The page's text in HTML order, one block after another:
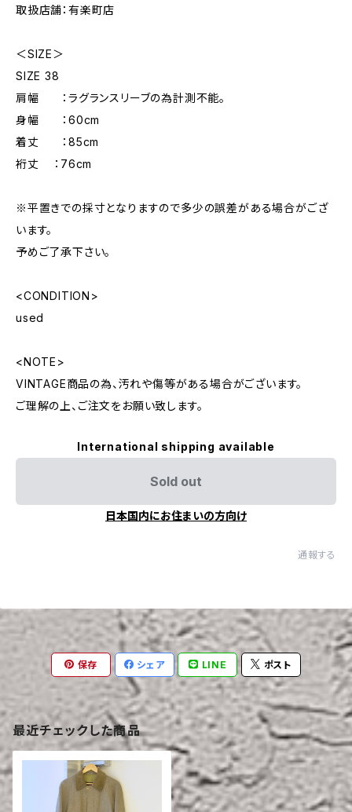
取扱店舗：有楽町店
＜SIZE＞
SIZE 38
肩幅 ：ラグランスリーブの為計測不能。
身幅 ：60cm
着丈 ：85cm
裄丈 ：76cm
※平置きでの採寸となりますので多少の誤差がある場合がござ
います。
予めご了承下さい。
<CONDITION>
used
<NOTE>
VINTAGE商品の為、汚れや傷等がある場合がございます。
ご理解の上、ご注文をお願い致します。
International shipping available
Sold out
日本国内にお住まいの方向け
通報する
保存 シェア LINE ポスト
最近チェックした商品